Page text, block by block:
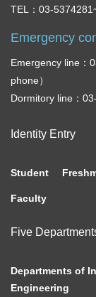
TEL：03-
Emergency
Emergency line：
phone）
Dormitory line：
Identity Entry
Student
Faculty
Five
Departments of
Engineering